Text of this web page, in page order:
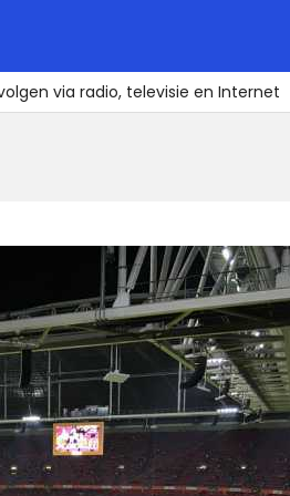
via radio, televisie en Internet